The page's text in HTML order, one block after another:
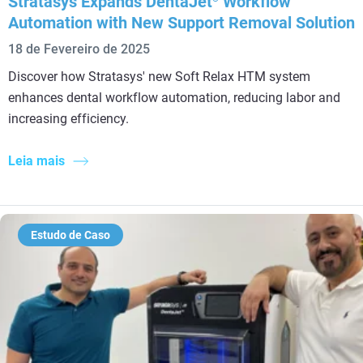
Automation with New Support Removal Solution
18 de Fevereiro de 2025
Discover how Stratasys' new Soft Relax HTM system
enhances dental workflow automation, reducing labor and
increasing efficiency.
Leia mais
Estudo de Caso